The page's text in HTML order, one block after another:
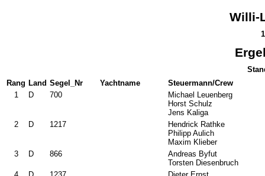
Willi-
Rang Land Segel_Nr Yachtname
Steuermann/Crew
1
D 700
Michael Leuenberg
Horst Schulz
Jens Kaliga
2
D 1217
Hendrick Rathke
Philipp Aulich
Maxim Klieber
3
D 866
Andreas Byfut
Torsten Diesenbruch